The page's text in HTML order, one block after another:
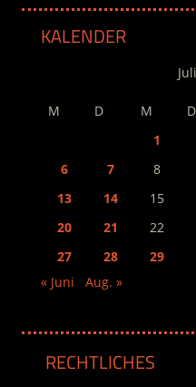
Beiträge
KALENDER
M D M D
1
6
7 8
13
14 15
20
21 22
27
28 29
« Juni
Aug. »
RECHTLICHES